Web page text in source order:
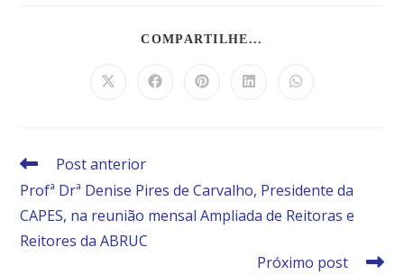
COMPARTILHE...
Post anterior
Profª Drª Denise Pires de Carvalho, Presidente da
CAPES, na reunião mensal Ampliada de Reitoras e
Reitores da ABRUC
Próximo post